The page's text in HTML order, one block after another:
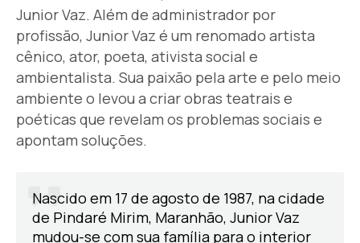
Junior Vaz. Além de administrador por
profissão, Junior Vaz é um renomado artista
cênico, ator, poeta, ativista social e
ambientalista. Sua paixão pela arte e pelo meio
ambiente o levou a criar obras teatrais e
poéticas que revelam os problemas sociais e
apontam soluções.
Nascido em 17 de agosto de 1987, na cidade
de Pindaré Mirim, Maranhão, Junior Vaz
mudou-se com sua família para o interior